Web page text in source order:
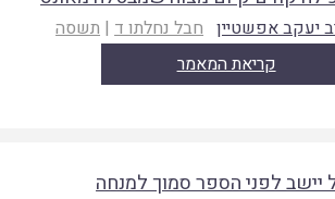
יעקב אפשטיין חבל נחלתו ד | תשסה
קריאת המאמר
יישב לפני הספר סמוך למנחה